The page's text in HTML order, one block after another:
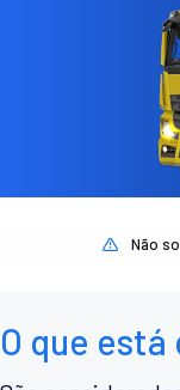
Não
O que